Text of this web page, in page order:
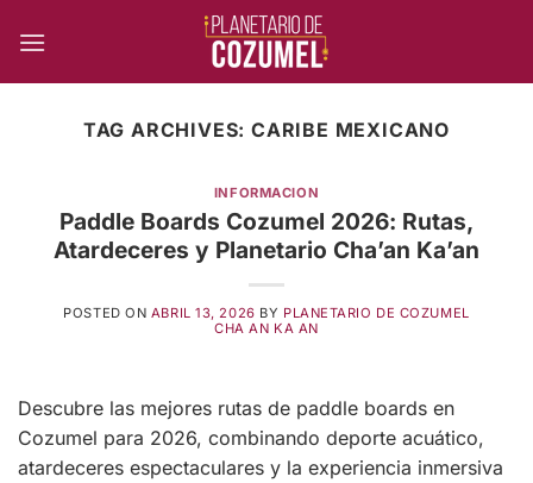
TAG ARCHIVES:CARIBE MEXICANO
INFORMACION
Paddle Boards Cozumel 2026: Rutas,
Atardeceres y Planetario Cha’an Ka’an
POSTED ON ABRIL 13, 2026 BY PLANETARIO DE COZUMEL
CHA AN KA AN
Descubre las mejores rutas de paddle boards en
Cozumel para 2026, combinando deporte acuático,
atardeceres espectaculares y la experiencia inmersiva